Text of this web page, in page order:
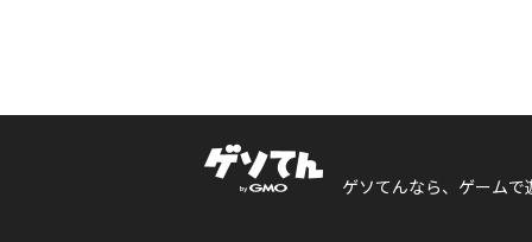
ゲソてんなら、ゲームで